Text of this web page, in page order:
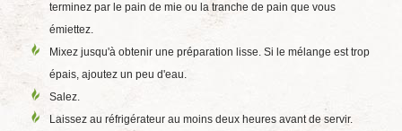
terminez par le pain de mie ou la tranche de pain que vous
émiettez.
Mixez jusqu'à obtenir une préparation lisse. Si le mélange est trop
épais, ajoutez un peu d'eau.
Salez.
Laissez au réfrigérateur au moins deux heures avant de servir.